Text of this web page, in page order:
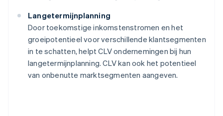
Langetermijnplanning
Door toekomstige inkomstenstromen en het
groeipotentieel voor verschillende klantsegmenten
in te schatten, helpt CLV ondernemingen bij hun
langetermijnplanning. CLV kan ook het potentieel
van onbenutte marktsegmenten aangeven.